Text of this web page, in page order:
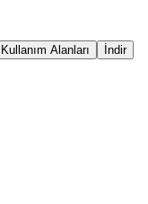
Kullanım Alanları İndir